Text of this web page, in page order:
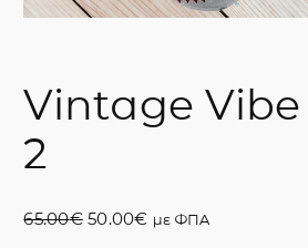
Vintage
2
65.00€ O
50.00€Ημε ΦΠΑ